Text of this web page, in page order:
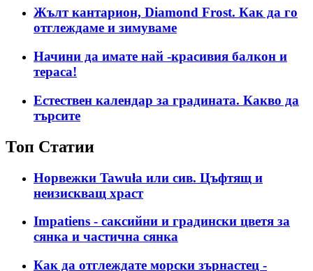
Жълт кантарион, Diamond Frost. Как да го
отглеждаме и зимуваме
Начини да имате най -красивия балкон и
тераса!
Естествен календар за градината. Какво да
търсите
Топ Статии
Норвежки Tawuła или сив. Цъфтящ и
неизискващ храст
Impatiens - саксийни и градински цветя за
сянка и частична сянка
Как да отглеждате морски зърнастец -